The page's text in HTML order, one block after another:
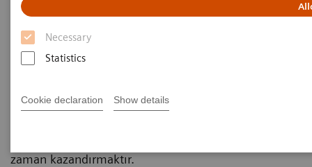
Necessary
Statistics
Cookie declaration Show details
Daha iyi sonuçlar elde edebilmeniz için
kontrol ve basitlik sağlamak üzere
tasarlanmıştır.
Atellica ürün ailemizin vaadi, laboratuvarınızın daha
zaman kazandırmaktır.